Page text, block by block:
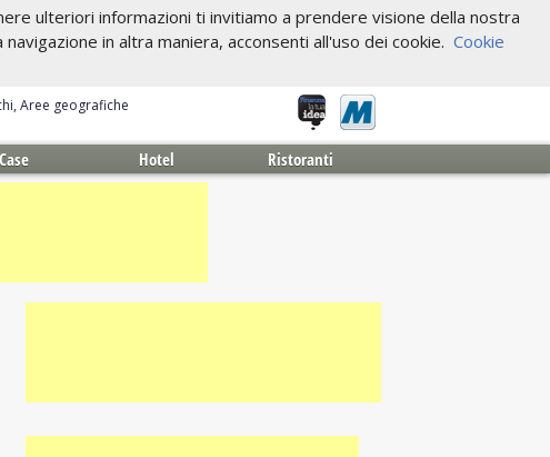
ulteriori informazioni ti invitiamo a prendere visione della nostra
in altra maniera, acconsenti all'uso dei cookie. Cookie
Aree geografiche
Case Hotel Ristoranti